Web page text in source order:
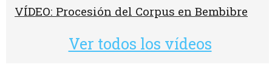
VÍDEO: Procesión del Corpus en Bembibre
Ver todos los vídeos